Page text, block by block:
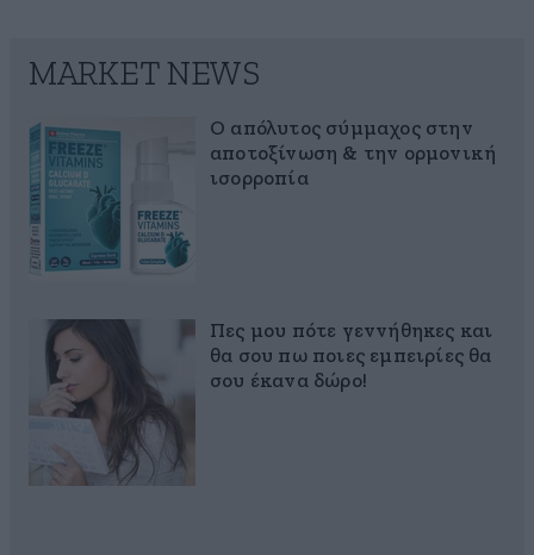
MARKET NEWS
Ο απόλυτος σύμμαχος στην
αποτοξίνωση & την ορμονική
ισορροπία
Πες μου πότε γεννήθηκες και
θα σου πω ποιες εμπειρίες θα
σου έκανα δώρο!